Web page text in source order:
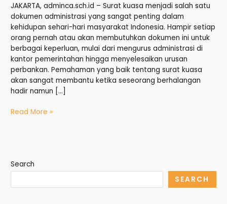
JAKARTA, adminca.sch.id – Surat kuasa menjadi salah satu
dokumen administrasi yang sangat penting dalam
kehidupan sehari-hari masyarakat Indonesia. Hampir setiap
orang pernah atau akan membutuhkan dokumen ini untuk
berbagai keperluan, mulai dari mengurus administrasi di
kantor pemerintahan hingga menyelesaikan urusan
perbankan. Pemahaman yang baik tentang surat kuasa
akan sangat membantu ketika seseorang berhalangan
hadir namun […]
Read More »
Search
SEARCH